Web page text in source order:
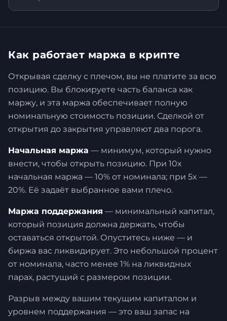
Как работает маржа в крипте
Открывая сделку с плечом, вы не платите за всю
позицию. Вы блокируете часть баланса как
маржу, и эта маржа обеспечивает полную
номинальную стоимость позиции. Сделкой от
открытия до закрытия управляют два порога.
Начальная маржа — минимум, который нужно
внести, чтобы открыть позицию. При 10x
начальная маржа — 10% от номинала; при 5x —
20%. Её задаёт выбранное вами плечо.
Маржа поддержания — минимальный капитал,
который позиция должна держать, чтобы
оставаться открытой. Опуститесь ниже — и
биржа вас ликвидирует. Это небольшой процент
от номинала, часто менее 1% на ликвидных
парах, растущий с размером позиции.
Разрыв между вашим текущим капиталом и
уровнем поддержания — это ваш запас на